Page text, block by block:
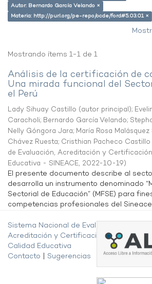
Autor: Bernardo García Velando ×
Materia: http://purl.org/pe-repo/ocde/ford#5.03.01 ×
Mostrando ítems 1-1 de 1
Análisis de la certificación de
Una mirada funcional del
el Perú
Lady Sihuay Castillo (autor principal);
Caracholi; Bernardo García Velando;
Nelly Góngora Jara; María Rosa
Chávez Ruesta; Cristhian Pacheco Castillo
de Evaluación, Acreditación y
Educativa - SINEACE, 2022-10-19)
El presente documento describe al
desarrolla un instrumento denominado
Sectorial de Educación” (MFSE) para
competencias profesionales del Sineace.
Sistema Nacional de Evaluación,
Acreditación y Certificación de la
Calidad Educativa
Contacto
Sugerencias